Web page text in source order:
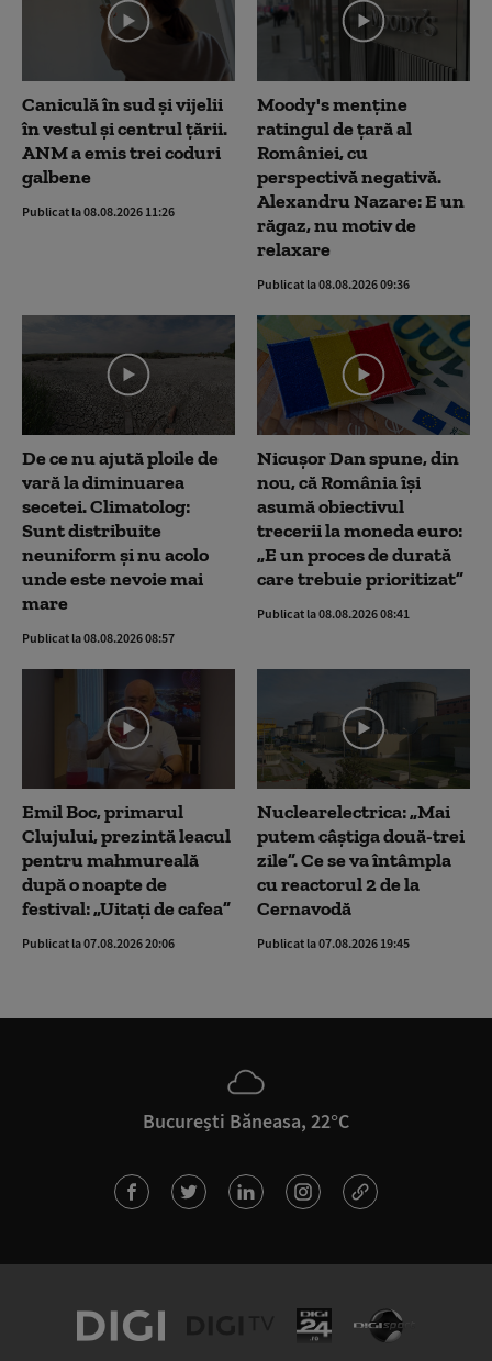
Caniculă în sud și vijelii
în vestul și centrul țării.
ANM a emis trei coduri
galbene
Publicat la 08.08.2026 11:26
Moody's menține
ratingul de țară al
României, cu
perspectivă negativă.
Alexandru Nazare: E un
răgaz, nu motiv de
relaxare
Publicat la 08.08.2026 09:36
De ce nu ajută ploile de
vară la diminuarea
secetei. Climatolog:
Sunt distribuite
neuniform și nu acolo
unde este nevoie mai
mare
Publicat la 08.08.2026 08:57
Nicușor Dan spune, din
nou, că România își
asumă obiectivul
trecerii la moneda euro:
„E un proces de durată
care trebuie prioritizat”
Publicat la 08.08.2026 08:41
Emil Boc, primarul
Clujului, prezintă leacul
pentru mahmureală
după o noapte de
festival: „Uitați de cafea”
Publicat la 07.08.2026 20:06
Nuclearelectrica: „Mai
putem câștiga două-trei
zile”. Ce se va întâmpla
cu reactorul 2 de la
Cernavodă
Publicat la 07.08.2026 19:45
București Băneasa, 22°C